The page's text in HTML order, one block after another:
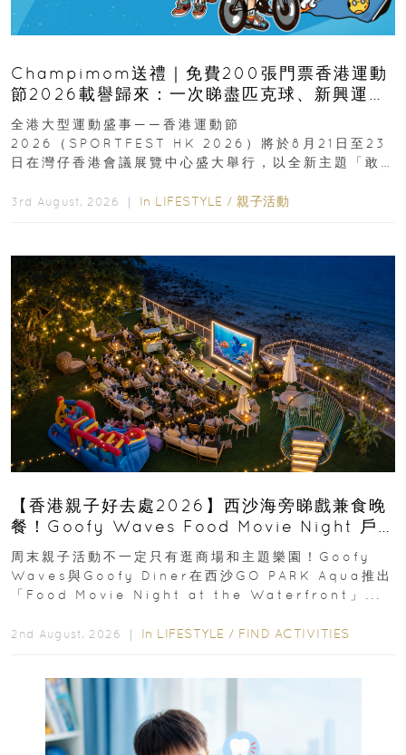
Champimom送禮｜免費200張門票香港運動
節2026載譽歸來：一次睇盡匹克球、新興運
動、街舞比賽＋逾百運動品牌展覽
全港大型運動盛事——香港運動節
2026（SPORTFEST HK 2026）將於8月21日至23
日在灣仔香港會議展覽中心盛大舉行，以全新主題「敢
3rd August, 2026 ｜ In LIFESTYLE / 親子活動
【香港親子好去處2026】西沙海旁睇戲兼食晚
餐！Goofy Waves Food Movie Night 戶
外影院逢週末登場
周末親子活動不一定只有逛商場和主題樂園！Goofy
Waves與Goofy Diner在西沙GO PARK Aqua推出
「Food Movie Night at the Waterfront」...
2nd August, 2026 ｜ In LIFESTYLE / FIND ACTIVITIES